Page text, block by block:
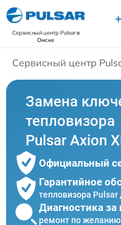
Сервисный центр Pulsarв
Омске
Сервисный центр
Замена
тепловизора
Pulsar Axion
Официальный
Гарантийное
тепловизора Pulsar
Диагностика за
ремонт по желанию